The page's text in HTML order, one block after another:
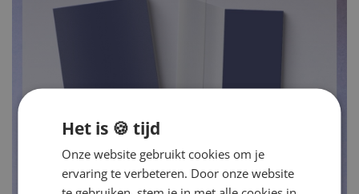
Het is 🍪 tijd
Onze website gebruikt cookies om je
ervaring te verbeteren. Door onze website